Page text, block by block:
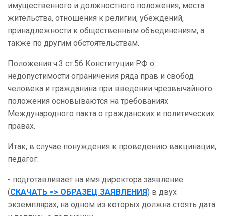
имущественного и должностного положения, места
жительства, отношения к религии, убеждений,
принадлежности к общественным объединениям, а
также по другим обстоятельствам.
Положения ч.3 ст.56 Конституции РФ о
недопустимости ограничения ряда прав и свобод
человека и гражданина при введении чрезвычайного
положения основываются на требованиях
Международного пакта о гражданских и политических
правах.
Итак, в случае понуждения к проведению вакцинации,
педагог:
- подготавливает на имя директора заявление
(СКАЧАТЬ => ОБРАЗЕЦ ЗАЯВЛЕНИЯ) в двух
экземплярах, на одном из которых должна стоять дата